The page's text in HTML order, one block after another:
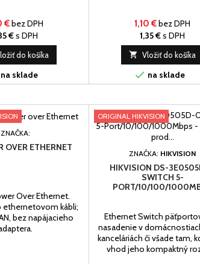
€bez DPH
€s DPH
do košíka
na sklade
1,10 €bez DPH
1,35 €s DPH
 Vložiť do košíka
 na sklade
ZNAČKA:
OVER ETHERNET
Over Ethernet.
ethernetovom kábli;
bez napájacieho
ORIGINAL HIKVISION
ZNAČKA: HIKVISION
HIKVISION DS-
SWITCH 5-
PORT/10/100/
Ethernet Switch
nasadenie v
kanceláriách či všade tam,
vhod jeho kompaktný